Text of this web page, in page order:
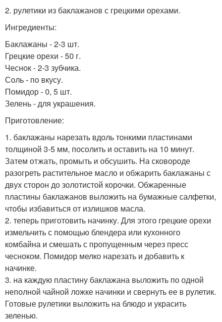
2. рулетики из баклажанов с грецкими орехами.
Ингредиенты:
Баклажаны - 2-3 шт.
Грецкие орехи - 50 г.
Чеснок - 2-3 зубчика.
Соль - по вкусу.
Помидор - 0, 5 шт.
Зелень - для украшения.
Приготовление:
1. баклажаны нарезать вдоль тонкими пластинами
толщиной 3-5 мм, посолить и оставить на 10 минут.
Затем отжать, промыть и обсушить. На сковороде
разогреть растительное масло и обжарить баклажаны с
двух сторон до золотистой корочки. Обжаренные
пластины баклажанов выложить на бумажные салфетки,
чтобы избавиться от излишков масла.
2. теперь приготовить начинку. Для этого грецкие орехи
измельчить с помощью блендера или кухонного
комбайна и смешать с пропущенным через пресс
чесноком. Помидор мелко нарезать и добавить к
начинке.
3. на каждую пластину баклажана выложить по одной
неполной чайной ложке начинки и свернуть ее в рулетик.
Готовые рулетики выложить на блюдо и украсить
зеленью.